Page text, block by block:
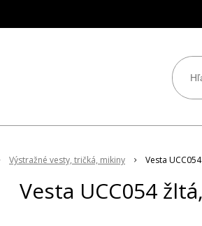
Výstražné vesty, tričká, mikiny Vesta
Vesta UCC054